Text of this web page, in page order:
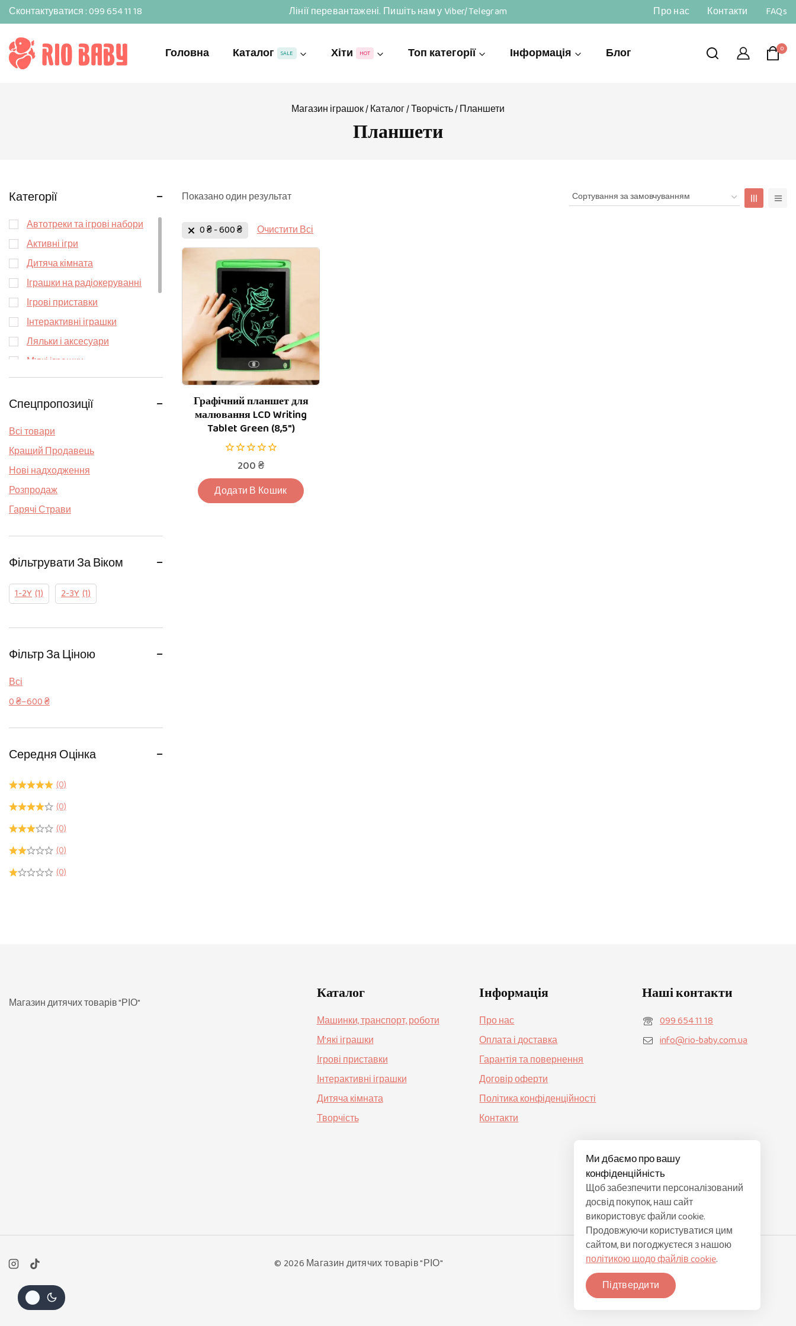
Сконтактуватися : 099 654 11 18 Лінії перевантажені. Пишіть нам у Viber/Telegram Про нас Контакти FAQs
Головна Каталог SALE Хіти HOT Топ категорії Інформація Блог 0
Магазин іграшок/Каталог/Творчість/Планшети
Планшети
Показано один результат
0₴-600₴ Очистити Всі
Графічний планшет для
малювання LCD Writing
Tablet Green (8,5″)
200₴
Додати В Кошик
Категорії
Автотреки та ігрові набори
Активні ігри
Дитяча кімната
Іграшки на радіокеруванні
Ігрові приставки
Інтерактивні іграшки
Ляльки і аксесуари
М’які іграшки
Набори для наукових
Розвиваючі іграшки
Сейфи і скарбнички
Творчість
Спецпропозиції
Всі товари
Кращий Продавець
Нові надходження
Розпродаж
Гарячі Страви
Фільтрувати За Віком
1-2Y (1) 2-3Y (1)
Фільтр За Ціною
Всі
0₴–600₴
Середня Оцінка
(0)
(0)
(0)
(0)
(0)
Магазин дитячих товарів "РІО" Каталог
Машинки, транспорт, роботи
М’які іграшки
Ігрові приставки
Інтерактивні іграшки
Дитяча кімната
Творчість
Інформація
Про нас
Оплата і доставка
Гарантія та повернення
Договір оферти
Політика конфіденційності
Контакти
Наші контакти
099 654 11 18
info@rio-baby.com.ua
© 2026 Магазин дитячих товарів "РІО"
Ми дбаємо про вашу
конфіденційність
Щоб забезпечити персоналізований
досвід покупок, наш сайт
використовує файли cookie.
Продовжуючи користуватися цим
сайтом, ви погоджуєтеся з нашою
політикою щодо файлів cookie.
Підтвердити